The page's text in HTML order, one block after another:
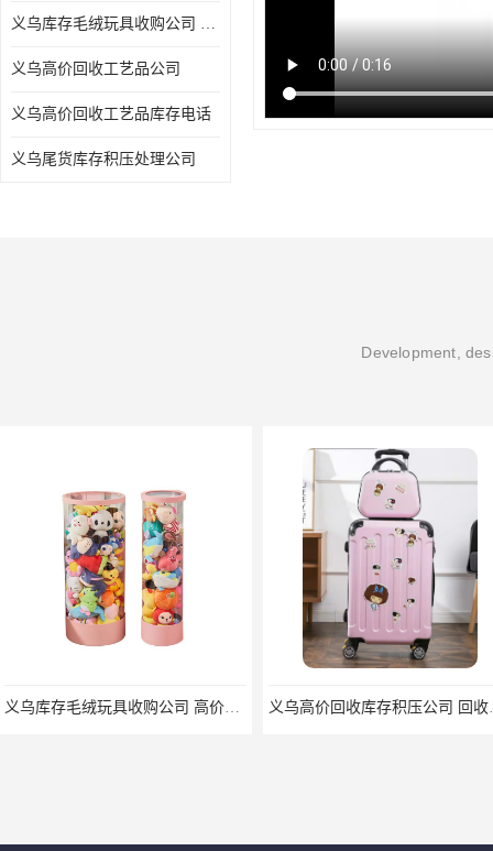
义乌库存毛绒玩具收购公司 高价回收库存积压 义乌市永峰贸易商行
义乌高价回收工艺品公司
义乌高价回收工艺品库存电话
义乌尾货库存积压处理公司
Development,
义乌高价回收库存积压公司 回收库存 二手勿扰